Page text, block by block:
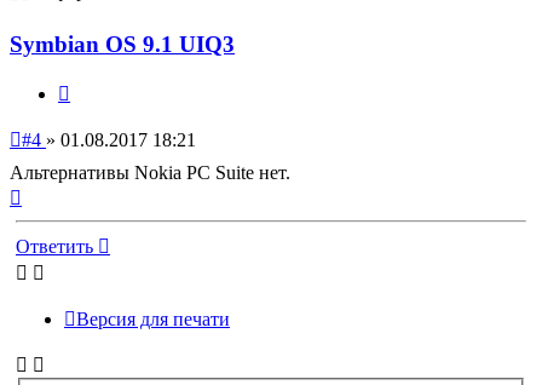
Symbian OS 9.1 UIQ3
Непрочитанное
#4 » 01.08.2017 18:21
Альтернативы Nokia PC Suite нет.
началу
Ответить
Версия для печати